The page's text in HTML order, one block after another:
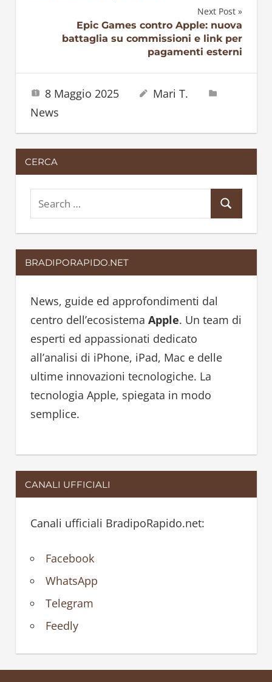
Next Post
Epic Games contro Apple: nuova
battaglia su commissioni e link per
pagamenti esterni
8 Maggio 2025
Mari T.
News
CERCA
e
a
r
c
e
a
BRADIPORAPIDO.NET
News, guide ed approfondimenti dal
centro dell’ecosistema Apple. Un team di
esperti ed appassionati dedicato
all’analisi di iPhone, iPad, Mac e delle
ultime innovazioni tecnologiche. La
tecnologia Apple, spiegata in modo
semplice.
CANALI UFFICIALI
Canali ufficiali BradipoRapido.net:
Facebook
WhatsApp
Telegram
Feedly